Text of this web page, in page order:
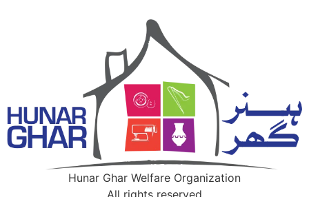
Hunar Ghar Welfare Organization
All rights reserved